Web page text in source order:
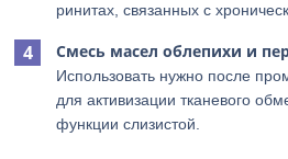
ринитах, связанных с
Смесь масел облепихи и
Использовать нужно после
для активизации тканевого
функции слизистой.